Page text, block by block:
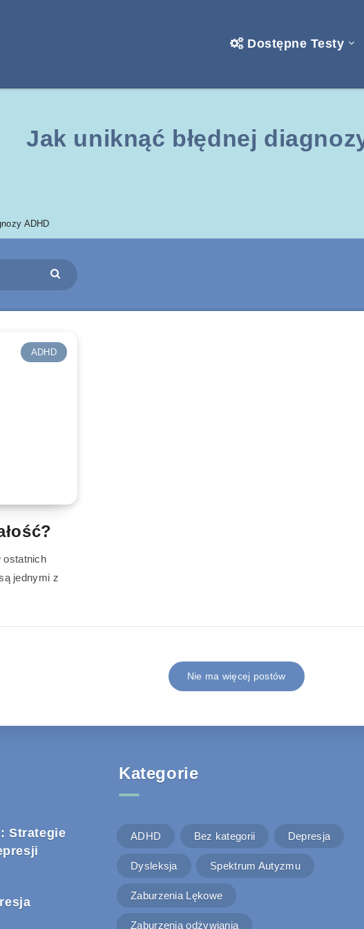
Dostępne Testy
Jak uniknąć błędnej
ADHD
ADHD
ostatnich
jednymi z
Nie ma więcej postów
Strategie
Kategorie
ADHD Bez kategorii Depresja
Dysleksja Spektrum Autyzmu
Zaburzenia Lękowe
Zaburzenia odżywiania